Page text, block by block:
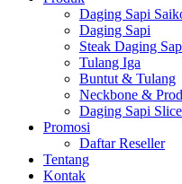
Daging Sapi
Daging Sapi
Steak Daging
Tulang Iga
Buntut & Tulang
Neckbone &
Daging Sapi Slice
Promosi
Daftar Reseller
Tentang
Kontak